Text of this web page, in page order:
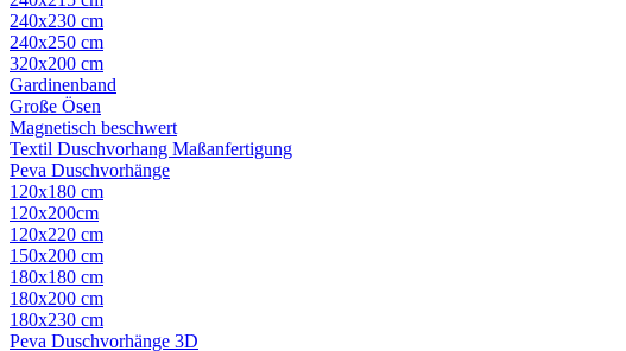
240x230 cm
240x250 cm
320x200 cm
Gardinenband
Große Ösen
Magnetisch beschwert
Textil Duschvorhang Maßanfertigung
Peva Duschvorhänge
120x180 cm
120x200cm
120x220 cm
150x200 cm
180x180 cm
180x200 cm
180x230 cm
Peva Duschvorhänge 3D